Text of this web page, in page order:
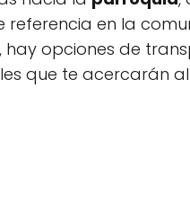
referencia en la
hay opciones de
que te acercarán